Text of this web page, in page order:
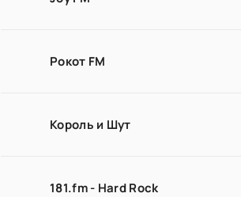
Рокот FM
Король и Шут
181.fm - Hard Rock